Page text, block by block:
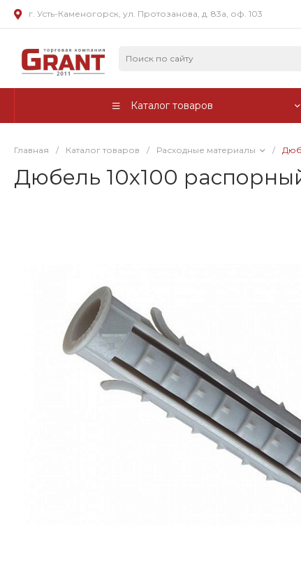
г. Усть-Каменогорск, ул. Протозанова, д. 83а, оф. 103
Каталог товаров
Главная / Каталог товаров / Расходные материалы /
Дюбель 10х100